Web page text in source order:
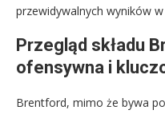
przewidywalnych wyników
Przegląd składu
ofensywna i
Brentford, mimo że bywa